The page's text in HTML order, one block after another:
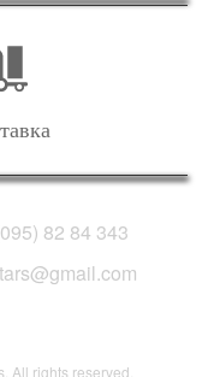
82 84 343
All rights reserved.